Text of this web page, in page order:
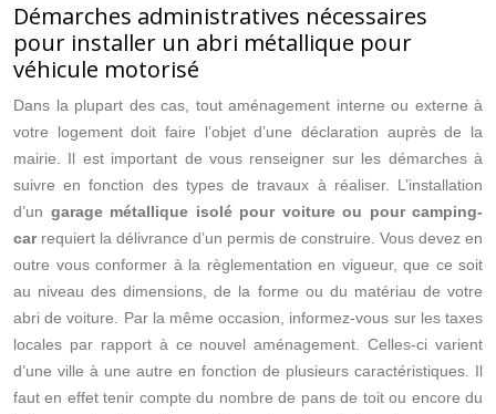
Démarches administratives nécessaires
pour installer un abri métallique pour
véhicule motorisé
Dans la plupart des cas, tout aménagement interne ou externe à
votre logement doit faire l’objet d’une déclaration auprès de la
mairie. Il est important de vous renseigner sur les démarches à
suivre en fonction des types de travaux à réaliser. L’installation
d’un garage métallique isolé pour voiture ou pour camping-
carrequiert la délivrance d’un permis de construire. Vous devez en
outre vous conformer à la règlementation en vigueur, que ce soit
au niveau des dimensions, de la forme ou du matériau de votre
abri de voiture. Par la même occasion, informez-vous sur les taxes
locales par rapport à ce nouvel aménagement. Celles-ci varient
d’une ville à une autre en fonction de plusieurs caractéristiques. Il
faut en effet tenir compte du nombre de pans de toit ou encore du